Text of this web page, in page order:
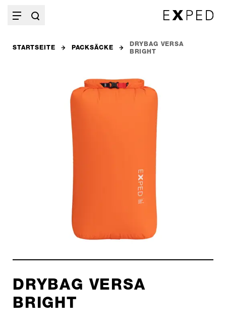
STARTSEITE PACKSÄCKE
DRYBAG VERSA
BRIGHT
DRYBAG VERSA
BRIGHT